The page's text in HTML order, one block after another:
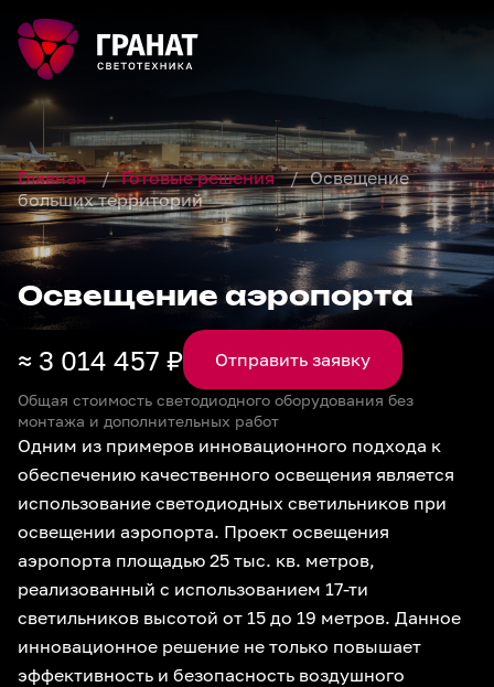
Главная / Готовые решения / Освещение
больших территорий
Освещение аэропорта
3 014 457 ₽ Отправить заявку
Общая стоимость светодиодного оборудования без
монтажа и дополнительных работ
Одним из примеров инновационного подхода к
обеспечению качественного освещения является
использование светодиодных светильников при
освещении аэропорта. Проект освещения
аэропорта площадью 25 тыс. кв. метров,
реализованный с использованием 17-ти
светильников высотой от 15 до 19 метров. Данное
инновационное решение не только повышает
эффективность и безопасность воздушного